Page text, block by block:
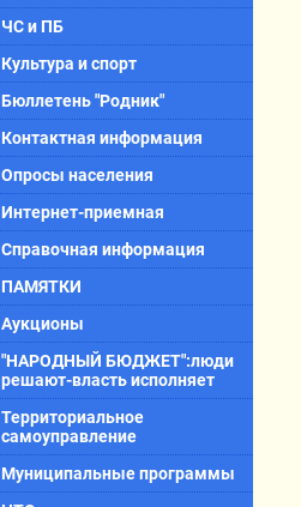
ЧС и ПБ
Культура и спорт
Бюллетень "Родник"
Контактная информация
Опросы населения
Интернет-приемная
Справочная информация
ПАМЯТКИ
Аукционы
"НАРОДНЫЙ БЮДЖЕТ":люди
решают-власть исполняет
Территориальное
самоуправление
Муниципальные программы